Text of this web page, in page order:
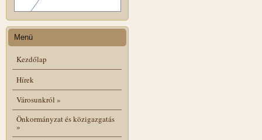
Menü
Kezdőlap
Hírek
Városunkról »
Önkormányzat és közigazgatás
»